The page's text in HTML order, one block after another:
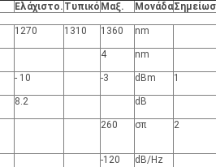
Ελάχιστο. Τυπικό Μαξ. Μονάδα
1270 1310 1360 nm
4 nm
- 10 -3 dBm 1
8.2 dB
260 σπ 2
-120 dB/Hz